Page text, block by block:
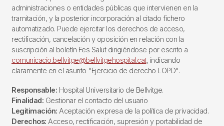
administraciones o entidades públicas que intervienen en la
tramitación, y la posterior incorporación al citado fichero
automatizado. Puede ejercitar los derechos de acceso,
rectificación, cancelación y oposición en relación con la
suscripción al boletín Fes Salut dirigiéndose por escrito a
comunicacio.bellvitge@bellvitgehospital.cat, indicando
claramente en el asunto "Ejercicio de derecho LOPD".
Responsable: Hospital Universitario de Bellvitge.
Finalidad: Gestionar el contacto del usuario
Legitimación: Aceptación expresa de la política de privacidad.
Derechos: Acceso, rectificación, supresión y portabilidad de